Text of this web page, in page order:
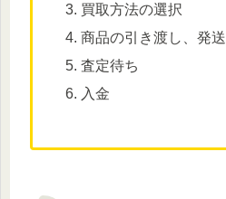
買取方法の選択
商品の引き渡し、発送
査定待ち
入金